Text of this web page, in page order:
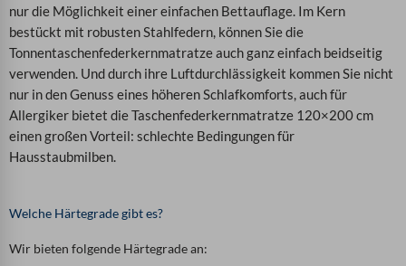
nur die Möglichkeit einer einfachen Bettauflage. Im Kern
bestückt mit robusten Stahlfedern, können Sie die
Tonnentaschenfederkernmatratze auch ganz einfach beidseitig
verwenden. Und durch ihre Luftdurchlässigkeit kommen Sie nicht
nur in den Genuss eines höheren Schlafkomforts, auch für
Allergiker bietet die Taschenfederkernmatratze 120×200 cm
einen großen Vorteil: schlechte Bedingungen für
Hausstaubmilben.
Welche Härtegrade gibt es?
Wir bieten folgende Härtegrade an: